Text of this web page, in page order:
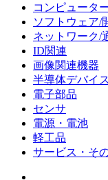
コンピュータ
ソフトウェア/
ネットワーク/
ID関連
画像関連機器
半導体デバイス
電子部品
センサ
電源・電池
軽工品
サービス・そ